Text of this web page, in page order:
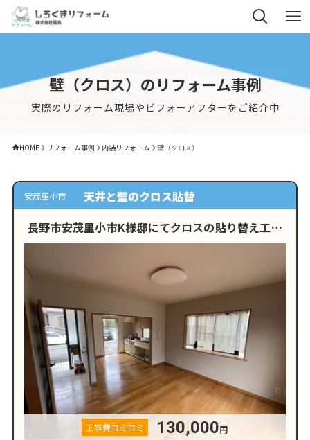
壁（クロス）のリフォーム事例
実際のリフォーム現場やビフォーアフターをご紹介中
HOME リフォーム事例 内装リフォーム 壁（クロス）
安茂里小市
天井と壁のクロス貼替
長野市安茂里小市K様邸にてクロスの貼り替え工事
を行いました
工事費コミコミ 130,000円